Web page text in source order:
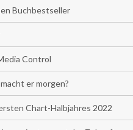
Buchbestseller
Control
er morgen?
Chart-Halbjahres 2022